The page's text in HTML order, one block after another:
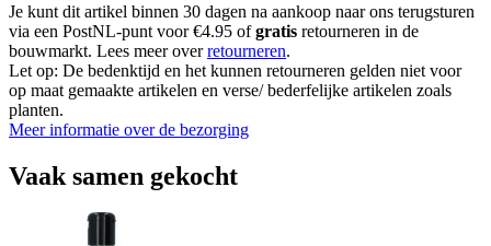
Je kunt dit artikel binnen 30 dagen na aankoop naar ons terugsturen
via een PostNL-punt voor €4.95 ofgratis retourneren in de
bouwmarkt. Lees meer overretourneren.
Let op: De bedenktijd en het kunnen retourneren gelden niet voor
op maat gemaakte artikelen en verse/ bederfelijke artikelen zoals
planten.
Meer informatie over de bezorging
Vaak samen gekocht